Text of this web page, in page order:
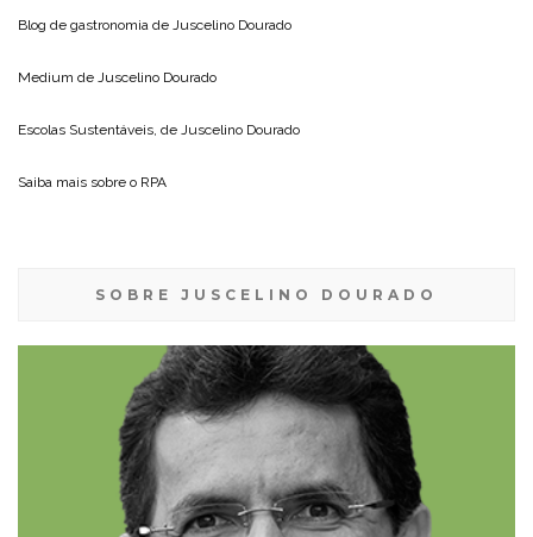
Blog de gastronomia de Juscelino Dourado
Medium de Juscelino Dourado
Escolas Sustentáveis, de Juscelino Dourado
Saiba mais sobre o RPA
SOBRE JUSCELINO DOURADO